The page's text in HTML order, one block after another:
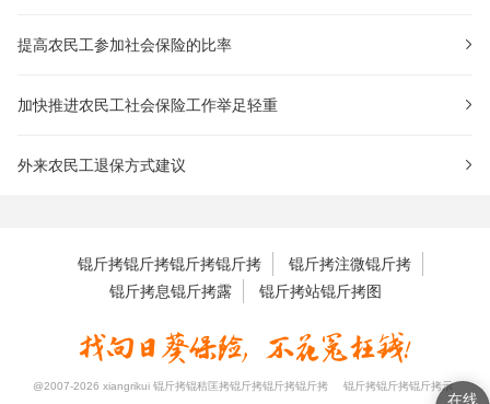
提高农民工参加社会保险的比率
加快推进农民工社会保险工作举足轻重
外来农民工退保方式建议
锟斤拷锟斤拷锟斤拷锟斤拷
锟斤拷注微锟斤拷
锟斤拷息锟斤拷露
锟斤拷站锟斤拷图
@2007-2026 xiangrikui 锟斤拷锟秸匡拷锟斤拷锟斤拷锟斤拷 锟斤拷锟斤拷锟斤拷示